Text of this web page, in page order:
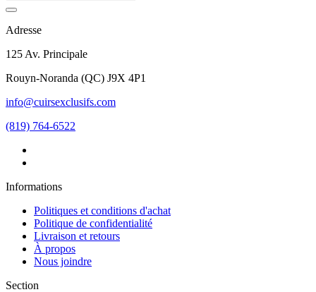
Adresse
125 Av. Principale
Rouyn-Noranda (QC) J9X 4P1
info@cuirsexclusifs.com
(819) 764-6522
Informations
Politiques et conditions d'achat
Politique de confidentialité
Livraison et retours
À propos
Nous joindre
Section